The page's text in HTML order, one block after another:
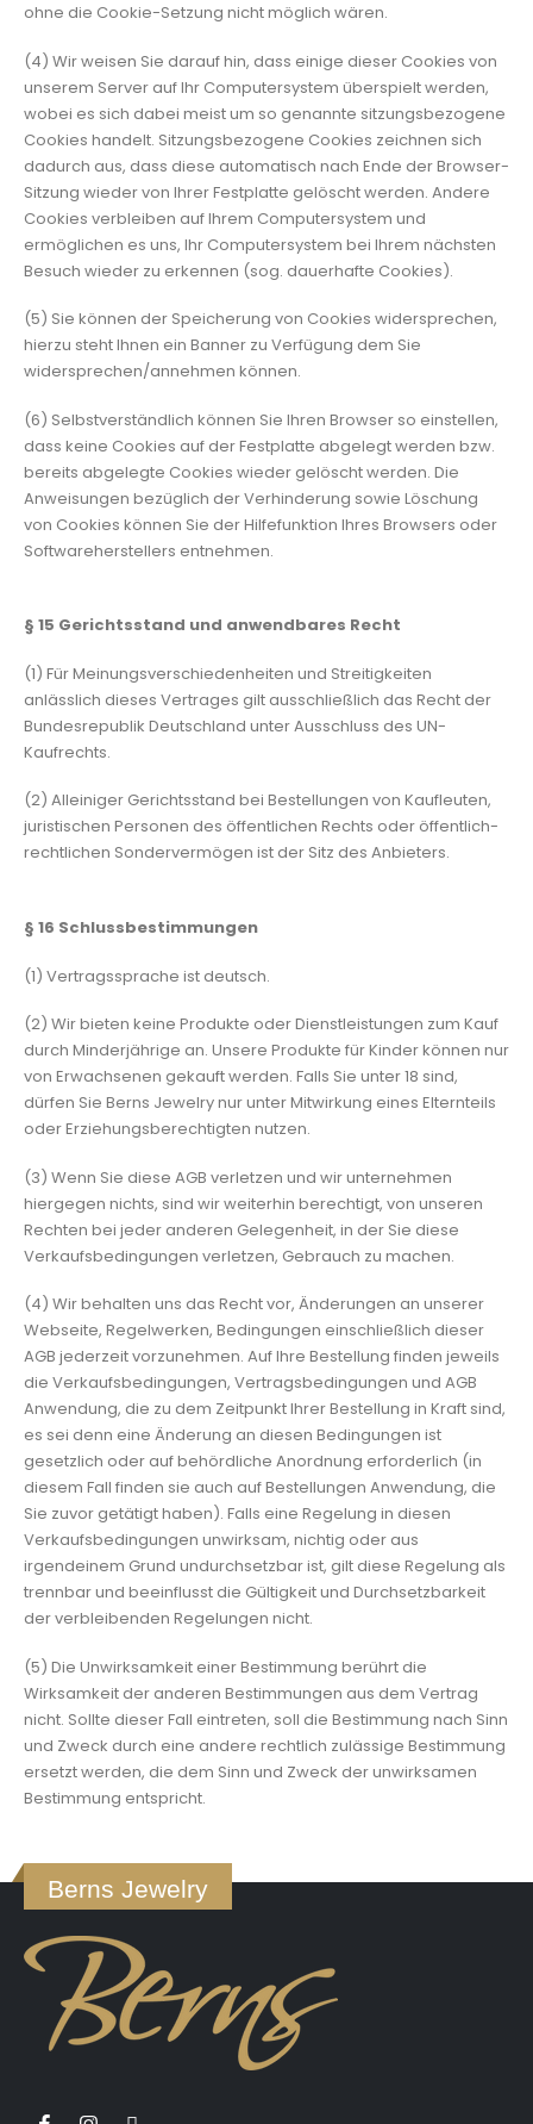
ohne die Cookie-Setzung nicht möglich wären.
(4) Wir weisen Sie darauf hin, dass einige dieser Cookies von
unserem Server auf Ihr Computersystem überspielt werden,
wobei es sich dabei meist um so genannte sitzungsbezogene
Cookies handelt. Sitzungsbezogene Cookies zeichnen sich
dadurch aus, dass diese automatisch nach Ende der Browser-
Sitzung wieder von Ihrer Festplatte gelöscht werden. Andere
Cookies verbleiben auf Ihrem Computersystem und
ermöglichen es uns, Ihr Computersystem bei Ihrem nächsten
Besuch wieder zu erkennen (sog. dauerhafte Cookies).
(5) Sie können der Speicherung von Cookies widersprechen,
hierzu steht Ihnen ein Banner zu Verfügung dem Sie
widersprechen/annehmen können.
(6) Selbstverständlich können Sie Ihren Browser so einstellen,
dass keine Cookies auf der Festplatte abgelegt werden bzw.
bereits abgelegte Cookies wieder gelöscht werden. Die
Anweisungen bezüglich der Verhinderung sowie Löschung
von Cookies können Sie der Hilfefunktion Ihres Browsers oder
Softwareherstellers entnehmen.
§ 15 Gerichtsstand und anwendbares Recht
(1) Für Meinungsverschiedenheiten und Streitigkeiten
anlässlich dieses Vertrages gilt ausschließlich das Recht der
Bundesrepublik Deutschland unter Ausschluss des UN-
Kaufrechts.
(2) Alleiniger Gerichtsstand bei Bestellungen von Kaufleuten,
juristischen Personen des öffentlichen Rechts oder öffentlich-
rechtlichen Sondervermögen ist der Sitz des Anbieters.
§ 16 Schlussbestimmungen
(1) Vertragssprache ist deutsch.
(2) Wir bieten keine Produkte oder Dienstleistungen zum Kauf
durch Minderjährige an. Unsere Produkte für Kinder können nur
von Erwachsenen gekauft werden. Falls Sie unter 18 sind,
dürfen Sie Berns Jewelry nur unter Mitwirkung eines Elternteils
oder Erziehungsberechtigten nutzen.
(3) Wenn Sie diese AGB verletzen und wir unternehmen
hiergegen nichts, sind wir weiterhin berechtigt, von unseren
Rechten bei jeder anderen Gelegenheit, in der Sie diese
Verkaufsbedingungen verletzen, Gebrauch zu machen.
(4) Wir behalten uns das Recht vor, Änderungen an unserer
Webseite, Regelwerken, Bedingungen einschließlich dieser
AGB jederzeit vorzunehmen. Auf Ihre Bestellung finden jeweils
die Verkaufsbedingungen, Vertragsbedingungen und AGB
Anwendung, die zu dem Zeitpunkt Ihrer Bestellung in Kraft sind,
es sei denn eine Änderung an diesen Bedingungen ist
gesetzlich oder auf behördliche Anordnung erforderlich (in
diesem Fall finden sie auch auf Bestellungen Anwendung, die
Sie zuvor getätigt haben). Falls eine Regelung in diesen
Verkaufsbedingungen unwirksam, nichtig oder aus
irgendeinem Grund undurchsetzbar ist, gilt diese Regelung als
trennbar und beeinflusst die Gültigkeit und Durchsetzbarkeit
der verbleibenden Regelungen nicht.
(5) Die Unwirksamkeit einer Bestimmung berührt die
Wirksamkeit der anderen Bestimmungen aus dem Vertrag
nicht. Sollte dieser Fall eintreten, soll die Bestimmung nach Sinn
und Zweck durch eine andere rechtlich zulässige Bestimmung
ersetzt werden, die dem Sinn und Zweck der unwirksamen
Bestimmung entspricht.
Berns Jewelry